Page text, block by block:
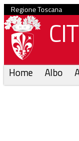
Regione Toscana
Home Albo